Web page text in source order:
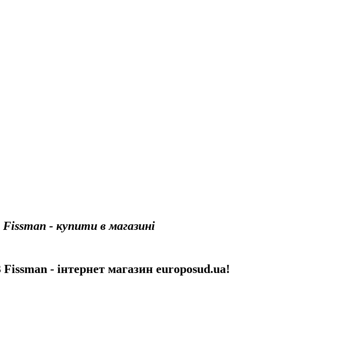
- купити в магазині
- інтернет магазин europosud.ua!